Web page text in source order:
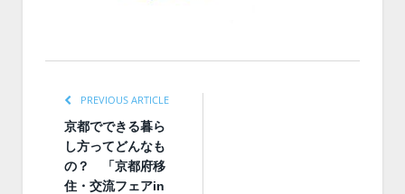
PREVIOUS ARTICLE
京都でできる暮ら
し方ってどんなも
の？ 「京都府移
住・交流フェアin